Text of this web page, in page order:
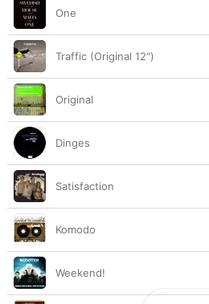
One
Traffic (Original 12")
Original
Dinges
Satisfaction
Komodo
Weekend!